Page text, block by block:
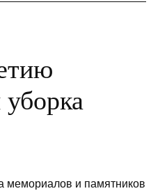
мемориалов и памятников